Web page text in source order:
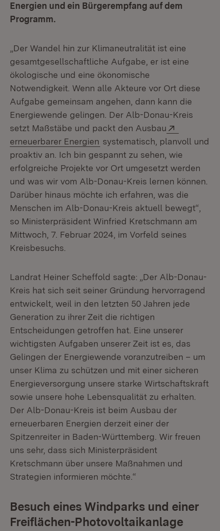
Energien und ein Bürgerempfang auf dem
Programm.
„Der Wandel hin zur Klimaneutralität ist eine
gesamtgesellschaftliche Aufgabe, er ist eine
ökologische und eine ökonomische
Notwendigkeit. Wenn alle Akteure vor Ort diese
Aufgabe gemeinsam angehen, dann kann die
Energiewende gelingen. Der Alb-Donau-Kreis
setzt Maßstäbe und packt den Ausbau
erneuerbarer Energien (Öffnet in neuem Fenster)
systematisch, planvoll und
proaktiv an. Ich bin gespannt zu sehen, wie
erfolgreiche Projekte vor Ort umgesetzt werden
und was wir vom Alb-Donau-Kreis lernen können.
Darüber hinaus möchte ich erfahren, was die
Menschen im Alb-Donau-Kreis aktuell bewegt“,
so Ministerpräsident Winfried Kretschmann am
Mittwoch, 7. Februar 2024, im Vorfeld seines
Kreisbesuchs.
Landrat Heiner Scheffold sagte: „Der Alb-Donau-
Kreis hat sich seit seiner Gründung hervorragend
entwickelt, weil in den letzten 50 Jahren jede
Generation zu ihrer Zeit die richtigen
Entscheidungen getroffen hat. Eine unserer
wichtigsten Aufgaben unserer Zeit ist es, das
Gelingen der Energiewende voranzutreiben – um
unser Klima zu schützen und mit einer sicheren
Energieversorgung unsere starke Wirtschaftskraft
sowie unsere hohe Lebensqualität zu erhalten.
Der Alb-Donau-Kreis ist beim Ausbau der
erneuerbaren Energien derzeit einer der
Spitzenreiter in Baden-Württemberg. Wir freuen
uns sehr, dass sich Ministerpräsident
Kretschmann über unsere Maßnahmen und
Strategien informieren möchte.“
Besuch eines Windparks und einer
Freiflächen-Photovoltaikanlage